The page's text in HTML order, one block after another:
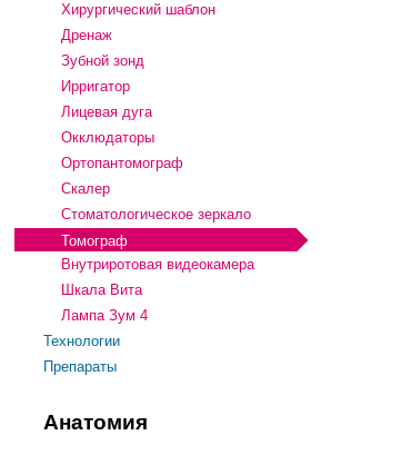
Хирургический шаблон
Дренаж
Зубной зонд
Ирригатор
Лицевая дуга
Окклюдаторы
Ортопантомограф
Скалер
Стоматологическое зеркало
Томограф
Внутриротовая видеокамера
Шкала Вита
Лампа Зум 4
Технологии
Препараты
Анатомия